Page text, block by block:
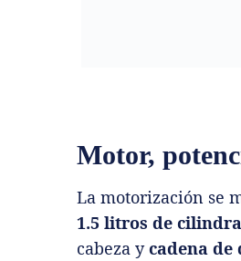
Motor,
La motorización se
1.5 litros de
cabeza ycadena